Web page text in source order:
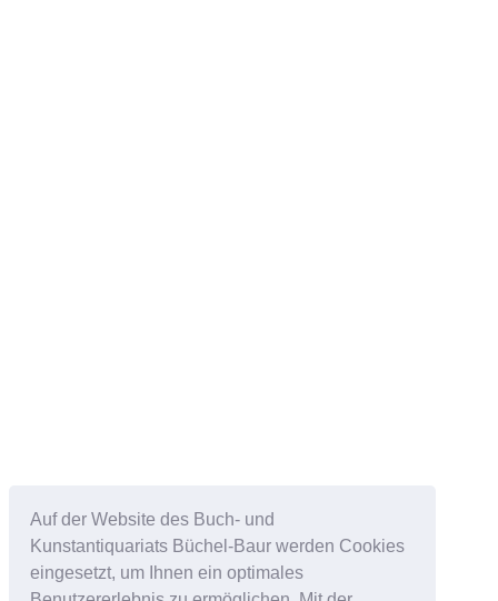
Auf der Website des Buch- und
Kunstantiquariats Büchel-Baur werden Cookies
eingesetzt, um Ihnen ein optimales